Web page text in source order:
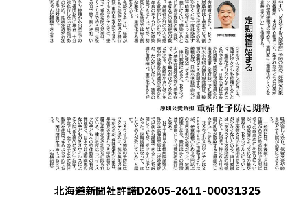
北海道新聞社許諾D2605-2611-00031325